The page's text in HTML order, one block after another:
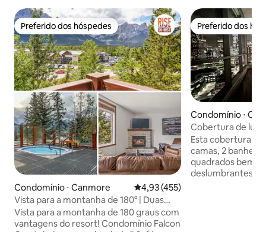
Preferido dos hóspedes
Preferido dos hóspedes
Condomínio ⋅ Canmore 4,93 de uma avaliação média de
4,93 (455)
Vista para a montanha de 180° | Duas
banheiras de hidromassagem | Resort
superior
Vista para a montanha de 180 graus com
vantagens do resort! Condomínio Falcon
Preferido dos
Preferido dos
Condomínio ⋅
Cobertura de
centro de Calgary
Esta cobertura de
camas, 2
quadrados bem
deslumbrantes